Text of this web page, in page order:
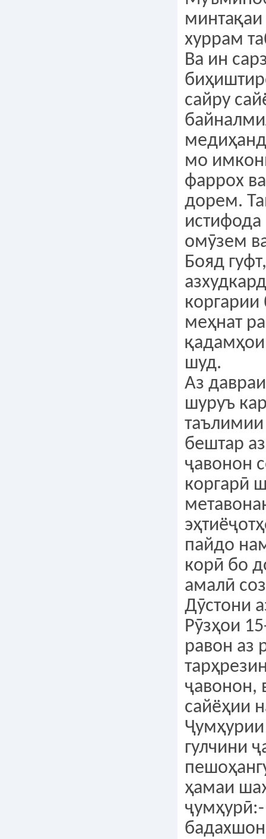
хуррам
Ва ин
сайру
мо
фаррох
дорем.
омӯзем
Бояд
меҳнат
қадамҳои
шуд.
Аз
шуруъ
бештар
ҷавонон
коргарӣ
пайдо
корӣ бо
амалӣ
Дӯстони
Рӯзҳои
равон аз
ҷавонон,
сайёҳии
гулчини
ҳамаи